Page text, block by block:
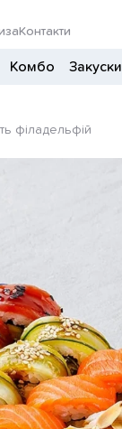
Контакти
Комбо Закуски
філадельфій